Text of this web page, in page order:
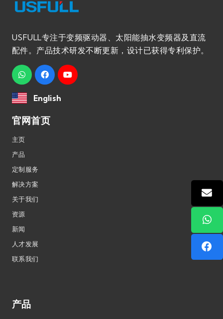
USFULL专注于变频驱动器、太阳能抽水变频器及直流
配件。产品技术研发不断更新，设计已获得专利保护。
English
官网首页
主页
产品
定制服务
解决方案
关于我们
资源
新闻
人才发展
联系我们
产品